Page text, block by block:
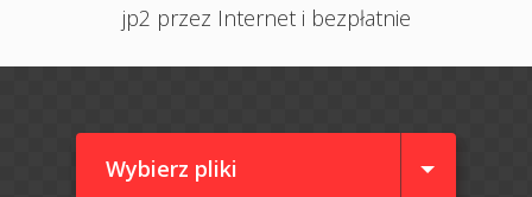
jp2 przez Internet i bezpłatnie
Wybierz pliki